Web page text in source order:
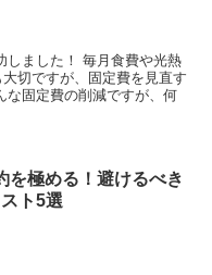
しました！ 毎月食費や光熱
切ですが、固定費を見直す
な固定費の削減ですが、何
を極める！避けるべき
ト5選